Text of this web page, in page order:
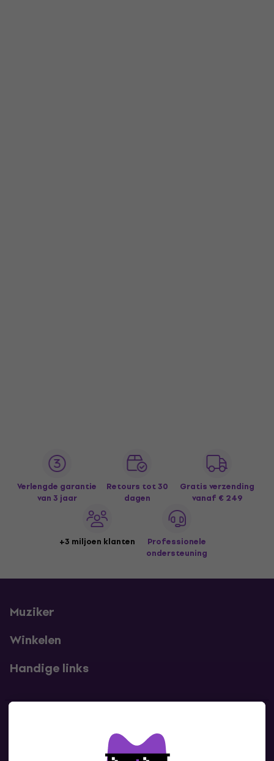
Verlengde garantie
van 3 jaar
Retours tot 30
dagen
Gratis verzending
vanaf € 249
+3 miljoen klanten
Professionele
ondersteuning
Muziker
Winkelen
Handige links
Neem contact met ons op